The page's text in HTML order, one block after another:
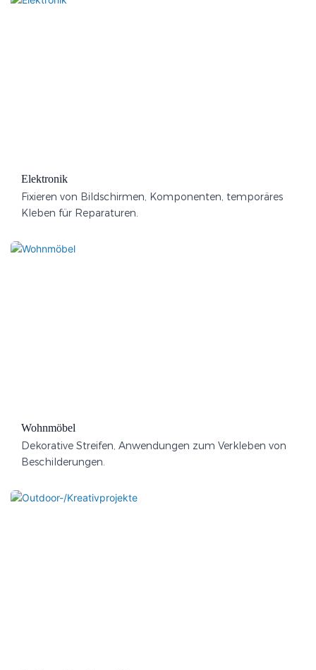
Elektronik
Fixieren von Bildschirmen, Komponenten, temporäres
Kleben für Reparaturen.
Wohnmöbel
Dekorative Streifen, Anwendungen zum Verkleben von
Beschilderungen.